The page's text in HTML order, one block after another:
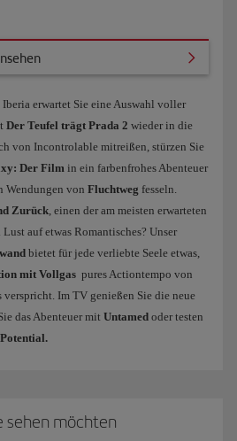
erwartet Sie eine Auswahl voller
Der Teufel trägt Prada 2 wieder in die
von Incontrolable mitreißen, stürzen Sie
Der Film in ein farbenfrohes Abenteuer
Wendungen von Fluchtweg fesseln.
Zurück, einen der am meisten erwarteten
auf etwas Romantisches? Unser
bietet für jede verliebte Seele etwas,
mit Vollgas pures Actiontempo von
verspricht. Im TV genießen Sie die neue
das Abenteuer mit Untamed oder testen
sehen möchten